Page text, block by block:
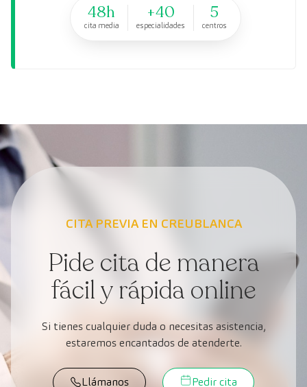
48h
cita media
+40
especialidades
5
centros
CITA PREVIA EN CREUBLANCA
Pide cita de manera
fácil y rápida online
Si tienes cualquier duda o necesitas asistencia,
estaremos encantados de atenderte.
Llámanos Pedir cita